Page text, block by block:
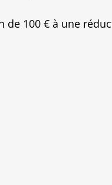
100 € à une